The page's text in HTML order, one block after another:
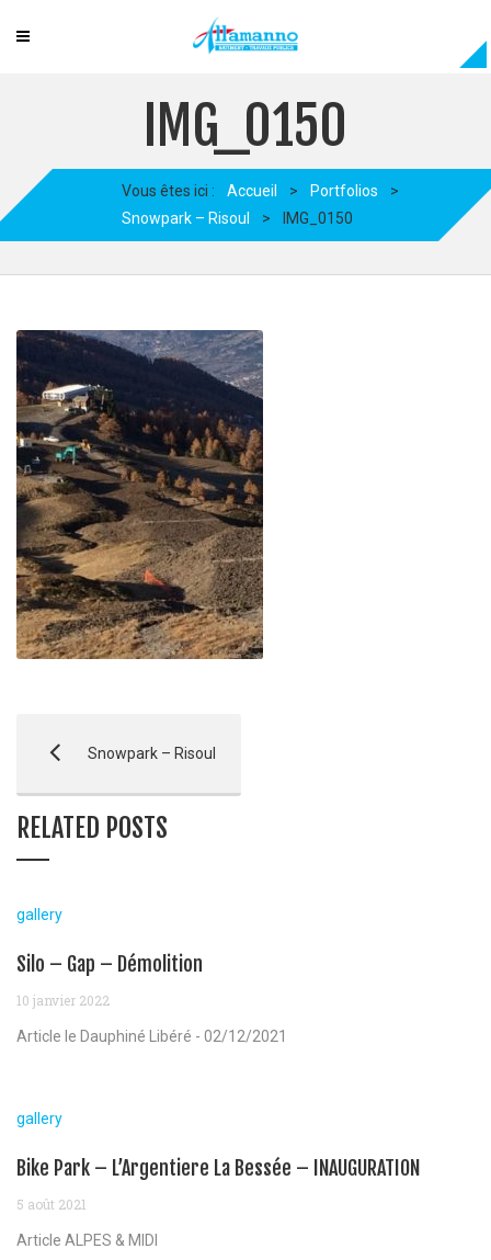
IMG_0150
Vous êtes ici : Accueil > Portfolios
>
Snowpark – Risoul
> IMG_0150
Snowpark – Risoul
RELATED POSTS
gallery
Silo – Gap – Démolition
10 janvier 2022
Article le Dauphiné Libéré - 02/12/2021
gallery
Bike Park – L’Argentiere La Bessée – INAUGURATION
5 août 2021
Article ALPES & MIDI